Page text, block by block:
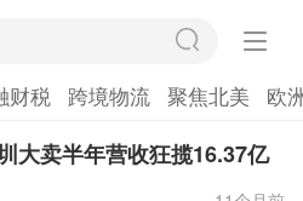
财税 跨境物流 聚焦北美 欧
大卖半年营收狂揽16.37亿